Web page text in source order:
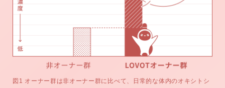
図1 オーナー群は非オーナー群に比べて、日常的な体内のオキシトシ